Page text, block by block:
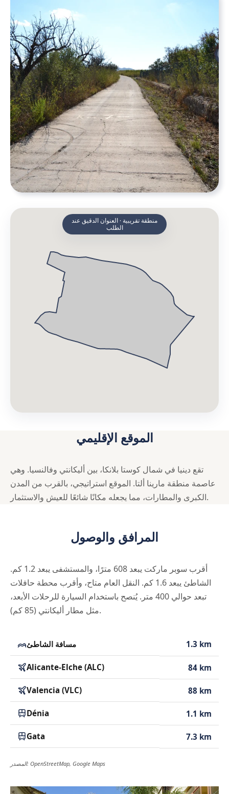
منطقة تقريبية · العنوان الدقيق عند
الطلب
الموقع الإقليمي
تقع دينيا في شمال كوستا بلانكا، بين أليكانتي وفالنسيا. وهي
عاصمة منطقة مارينا ألتا. الموقع استراتيجي، بالقرب من المدن
الكبرى والمطارات، مما يجعله مكانًا شائعًا للعيش والاستثمار.
المرافق والوصول
أقرب سوبر ماركت يبعد 608 مترًا، والمستشفى يبعد 1.2 كم.
الشاطئ يبعد 1.6 كم. النقل العام متاح، وأقرب محطة حافلات
تبعد حوالي 400 متر. يُنصح باستخدام السيارة للرحلات الأبعد،
مثل مطار أليكانتي (85 كم).
مسافة الشاطئ 1.3 km
Alicante-Elche (ALC) 84 km
Valencia (VLC) 88 km
Dénia 1.1 km
Gata 7.3 km
المصدر: OpenStreetMap, Google Maps